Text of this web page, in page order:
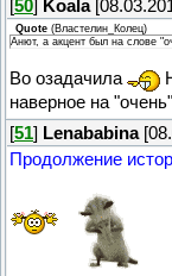
[50] Koala
Quote (Властелин_Колец)
Анют, а акцент был на слове
Во озадачила
наверное на "очень"
[51] Lenababina
Продолжение